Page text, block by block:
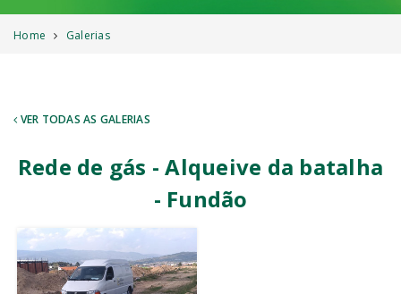
Home Galerias
VER TODAS AS GALERIAS
Rede de gás - Alqueive da batalha
- Fundão